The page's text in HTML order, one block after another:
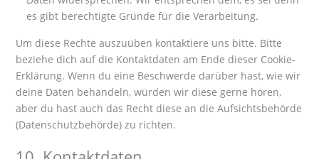
es gibt berechtigte Gründe für die Verarbeitung.
Um diese Rechte auszuüben kontaktiere uns bitte. Bitte
beziehe dich auf die Kontaktdaten am Ende dieser Cookie-
Erklärung. Wenn du eine Beschwerde darüber hast, wie wir
deine Daten behandeln, würden wir diese gerne hören,
aber du hast auch das Recht diese an die Aufsichtsbehörde
(Datenschutzbehörde) zu richten.